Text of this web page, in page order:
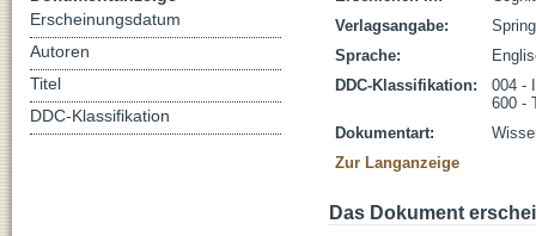
Verlagsangabe:
Sprache:
DDC-Klassifikation:
004 -
600 -
Dokumentart:
Zur Langanzeige
Das Dokument
Erscheinungsdatum
Autoren
Titel
DDC-Klassifikation